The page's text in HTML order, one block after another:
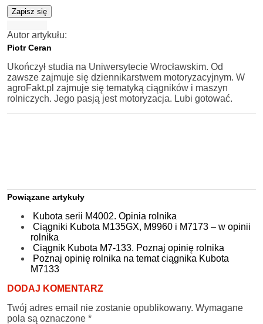
Zapisz się
Autor artykułu:
Piotr Ceran
Ukończył studia na Uniwersytecie Wrocławskim. Od
zawsze zajmuje się dziennikarstwem motoryzacyjnym. W
agroFakt.pl zajmuje się tematyką ciągników i maszyn
rolniczych. Jego pasją jest motoryzacja. Lubi gotować.
Powiązane artykuły
Kubota serii M4002. Opinia rolnika
Ciągniki Kubota M135GX, M9960 i M7173 – w opinii
rolnika
Ciągnik Kubota M7-133. Poznaj opinię rolnika
Poznaj opinię rolnika na temat ciągnika Kubota
M7133
DODAJ KOMENTARZ
Twój adres email nie zostanie opublikowany. Wymagane
pola są oznaczone *